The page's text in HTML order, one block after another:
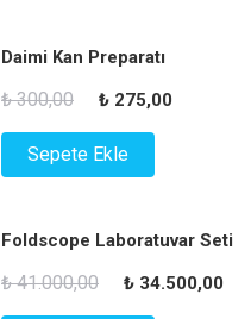
Daimi Kan Preparatı
₺300,00
Orijinal
fiyat:
₺ 300,00.
₺ 275,00
Sepete Ekle
Foldscope Laboratuvar Seti
₺41.000,00
Orijinal
₺ 34.500,00